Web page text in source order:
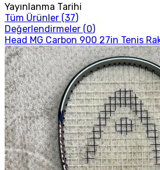
Yayınlanma Tarihi
Tüm Ürünler (37)
Değerlendirmeler (0)
Head MG Carbon 900 27in Tenis